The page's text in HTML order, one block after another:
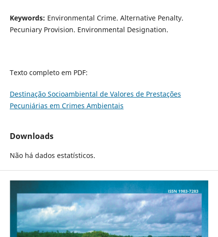
Keywords: Environmental Crime. Alternative Penalty.
Pecuniary Provision. Environmental Designation.
Texto completo em PDF:
Destinação Socioambiental de Valores de Prestações
Pecuniárias em Crimes Ambientais
Downloads
Não há dados estatísticos.